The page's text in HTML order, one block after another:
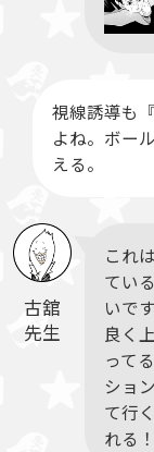
視線誘導も
よね。ボー
える。
古舘
先生
これ
てい
いで
良く
って
ショ
て行
れる